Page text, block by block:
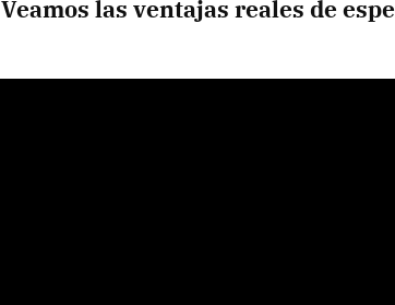
Veamos las ventajas reales de